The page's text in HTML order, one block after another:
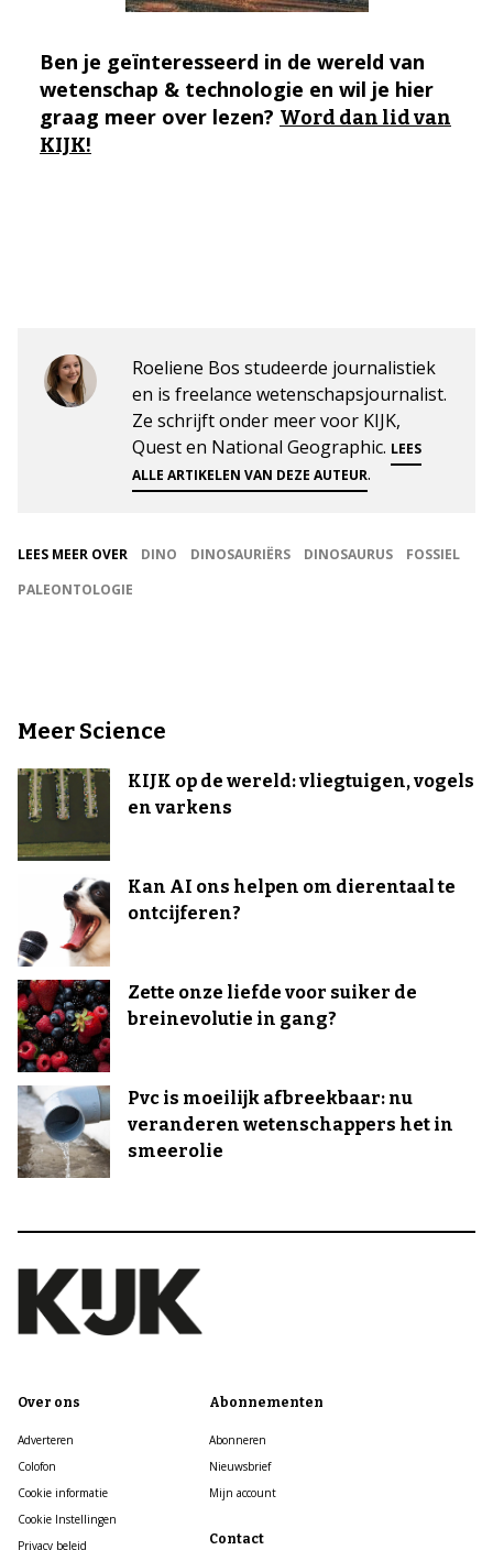
Ben je geïnteresseerd in de wereld van
wetenschap & technologie en wil je hier
graag meer over lezen? Word dan lid van
KIJK!
Roeliene Bos studeerde journalistiek
en is freelance wetenschapsjournalist.
Ze schrijft onder meer voor KIJK,
Quest en National Geographic. LEES
ALLE ARTIKELEN VAN DEZE AUTEUR.
LEES MEER OVER DINO DINOSAURIËRS DINOSAURUS
FOSSIEL
PALEONTOLOGIE
Meer Science
KIJK op de wereld: vliegtuigen, vogels
en varkens
Kan AI ons helpen om dierentaal te
ontcijferen?
Zette onze liefde voor suiker de
breinevolutie in gang?
Pvc is moeilijk afbreekbaar: nu
veranderen wetenschappers het in
smeerolie
Over ons
Adverteren
Colofon
Cookie informatie
Cookie Instellingen
Privacy beleid
Abonnementen
Abonneren
Nieuwsbrief
Mijn account
Contact